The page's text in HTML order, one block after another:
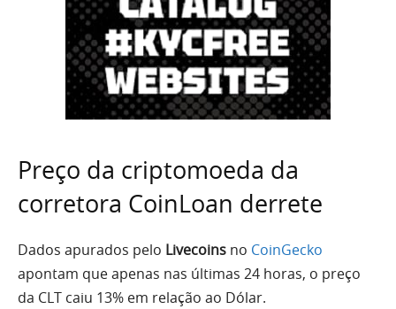
Preço da criptomoeda da
corretora CoinLoan derrete
Dados apurados pelo Livecoins no CoinGecko
apontam que apenas nas últimas 24 horas, o preço
da CLT caiu 13% em relação ao Dólar.